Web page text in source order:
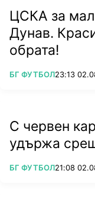
ЦСКА за
Дунав.
обрата!
ПОВЕЧЕ ОТ
БГ ФУТБОЛ23:13
С червен
удържа
ПОВЕЧЕ ОТ
БГ ФУТБОЛ21:08